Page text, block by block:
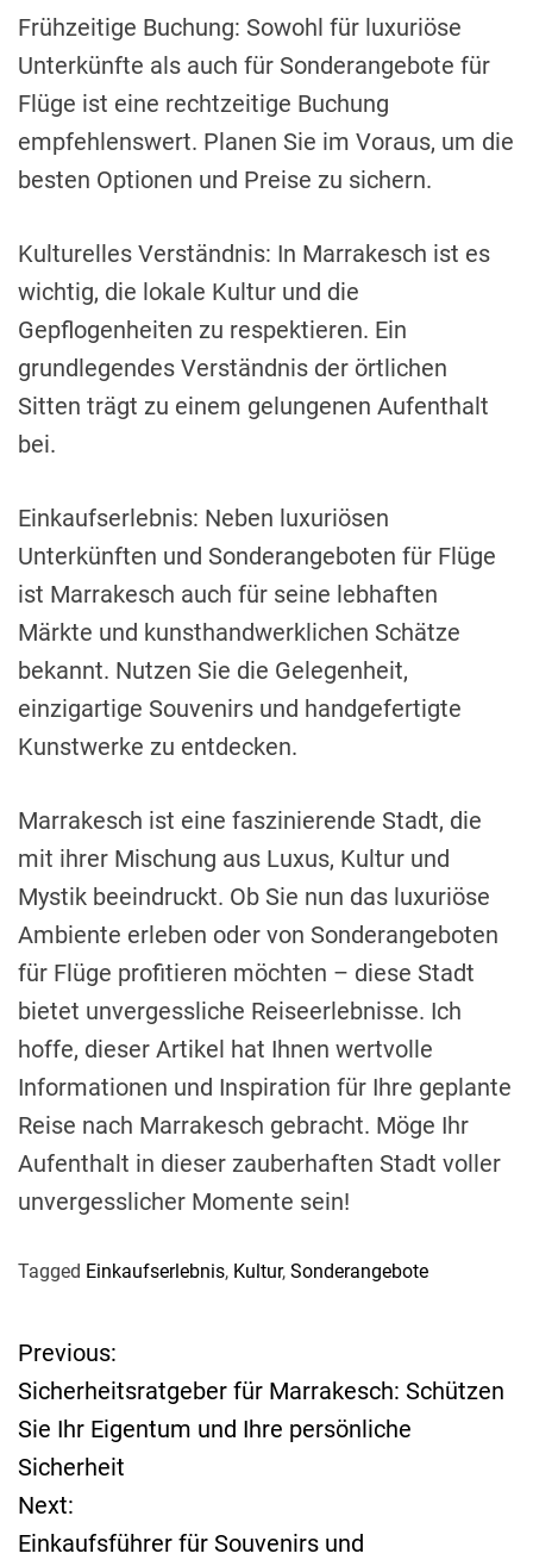
Frühzeitige Buchung: Sowohl für luxuriöse
Unterkünfte als auch für Sonderangebote für
Flüge ist eine rechtzeitige Buchung
empfehlenswert. Planen Sie im Voraus, um die
besten Optionen und Preise zu sichern.
Kulturelles Verständnis: In Marrakesch ist es
wichtig, die lokale Kultur und die
Gepflogenheiten zu respektieren. Ein
grundlegendes Verständnis der örtlichen
Sitten trägt zu einem gelungenen Aufenthalt
bei.
Einkaufserlebnis: Neben luxuriösen
Unterkünften und Sonderangeboten für Flüge
ist Marrakesch auch für seine lebhaften
Märkte und kunsthandwerklichen Schätze
bekannt. Nutzen Sie die Gelegenheit,
einzigartige Souvenirs und handgefertigte
Kunstwerke zu entdecken.
Marrakesch ist eine faszinierende Stadt, die
mit ihrer Mischung aus Luxus, Kultur und
Mystik beeindruckt. Ob Sie nun das luxuriöse
Ambiente erleben oder von Sonderangeboten
für Flüge profitieren möchten – diese Stadt
bietet unvergessliche Reiseerlebnisse. Ich
hoffe, dieser Artikel hat Ihnen wertvolle
Informationen und Inspiration für Ihre geplante
Reise nach Marrakesch gebracht. Möge Ihr
Aufenthalt in dieser zauberhaften Stadt voller
unvergesslicher Momente sein!
Tagged Einkaufserlebnis, Kultur, Sonderangebote
B
e
i
t
Previous:
Sicherheitsratgeber für Marrakesch: Schützen
Sie Ihr Eigentum und Ihre persönliche
Sicherheit
Next:
Einkaufsführer für Souvenirs und